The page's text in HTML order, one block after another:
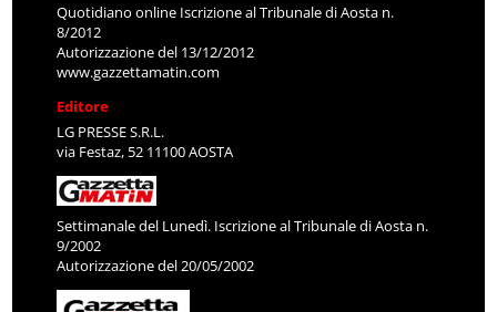
Quotidiano online Iscrizione al Tribunale di Aosta n.
8/2012
Autorizzazione del 13/12/2012
www.gazzettamatin.com
Editore
LG PRESSE S.R.L.
via Festaz, 52 11100 AOSTA
Settimanale del Lunedì. Iscrizione al Tribunale di Aosta n.
9/2002
Autorizzazione del 20/05/2002